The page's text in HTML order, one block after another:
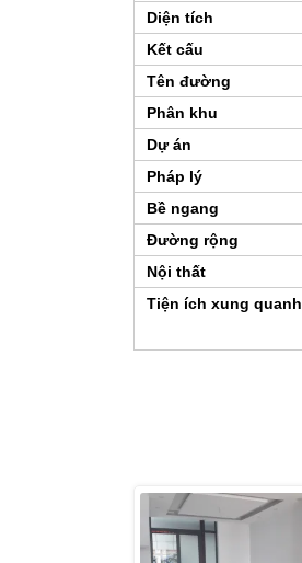
Diện tích
Kết cấu
Tên đường
Phân khu
Dự án
Pháp lý
Bề ngang
Đường rộng
Nội thất
Tiện ích xung quanh